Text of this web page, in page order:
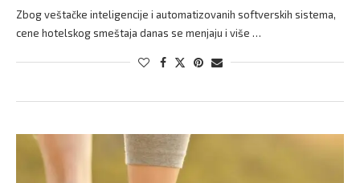
Zbog veštačke inteligencije i automatizovanih softverskih sistema,
cene hotelskog smeštaja danas se menjaju i više …